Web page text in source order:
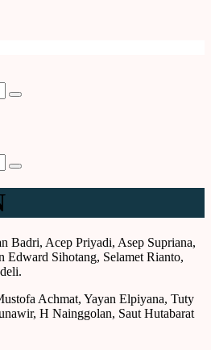
Badri, Acep Priyadi, Asep Supriana,
Edward Sihotang, Selamet Rianto,
Achmat, Yayan Elpiyana, Tuty
H Nainggolan, Saut Hutabarat